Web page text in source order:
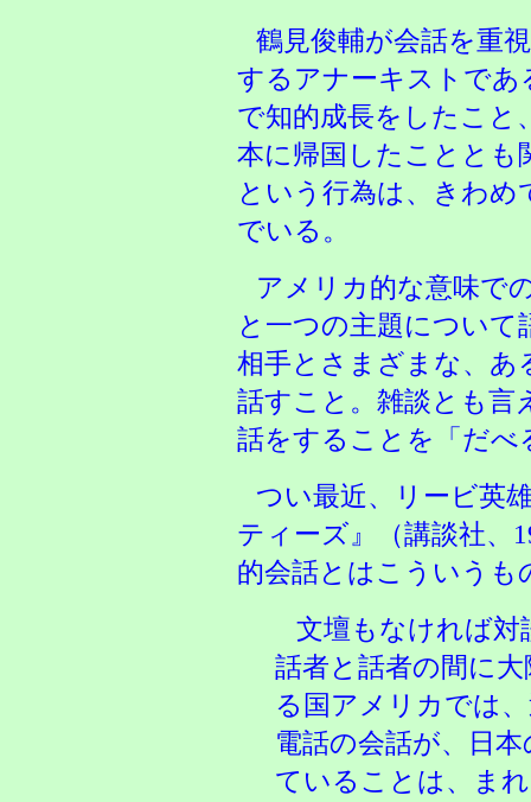
鶴見俊輔が会話を重
するアナーキストで
で知的成長をしたこと
本に帰国したこととも
という行為は、きわ
でいる。
アメリカ的な意味で
と一つの主題につい
相手とさまざまな、
話すこと。雑談とも言
話をすることを「だべ
つい最近、リービ英
ティーズ』（講談社、
的会話とはこういう
文壇もなければ対
話者と話者の間に
る国アメリカでは
電話の会話が、日
ていることは、ま